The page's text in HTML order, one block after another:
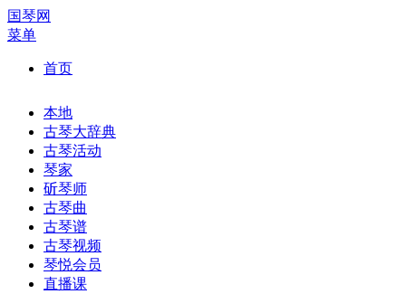
国琴网
菜单
首页
本地
古琴大辞典
古琴活动
琴家
斫琴师
古琴曲
古琴谱
古琴视频
琴悦会员
直播课